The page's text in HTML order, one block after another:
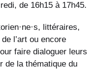
de 16h15 à 17h45.
littéraires,
l’art ou encore
faire dialoguer leurs
de la thématique du